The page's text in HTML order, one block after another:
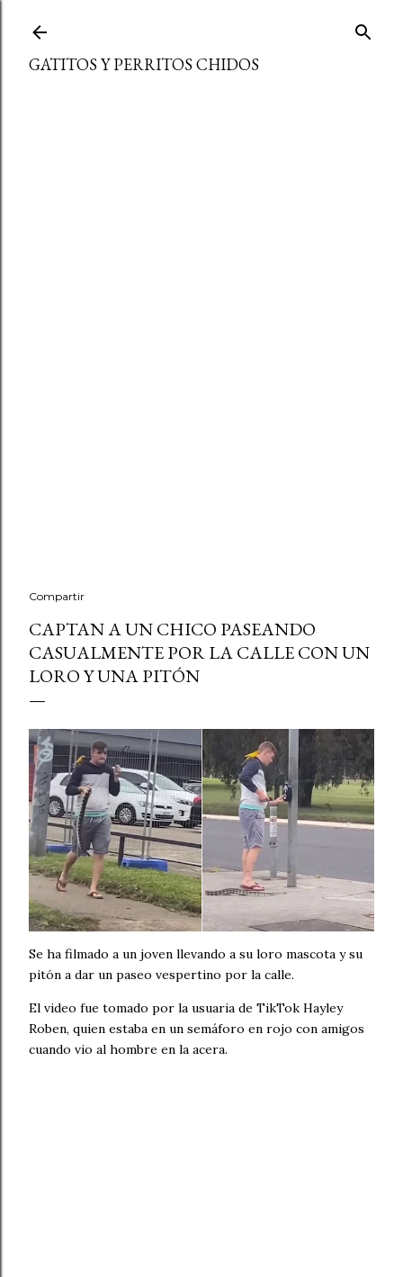
GATITOS Y PERRITOS CHIDOS
Compartir
CAPTAN A UN CHICO PASEANDO
CASUALMENTE POR LA CALLE CON UN
LORO Y UNA PITÓN
Se ha filmado a un joven llevando a su loro mascota y su
pitón a dar un paseo vespertino por la calle.
El video fue tomado por la usuaria de TikTok Hayley
Roben, quien estaba en un semáforo en rojo con amigos
cuando vio al hombre en la acera.